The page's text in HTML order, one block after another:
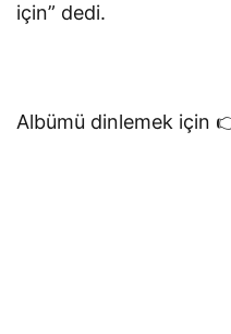
için” dedi.
Albümü dinlemek için